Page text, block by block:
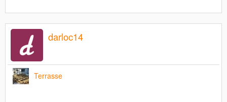
darloc14
Terrasse